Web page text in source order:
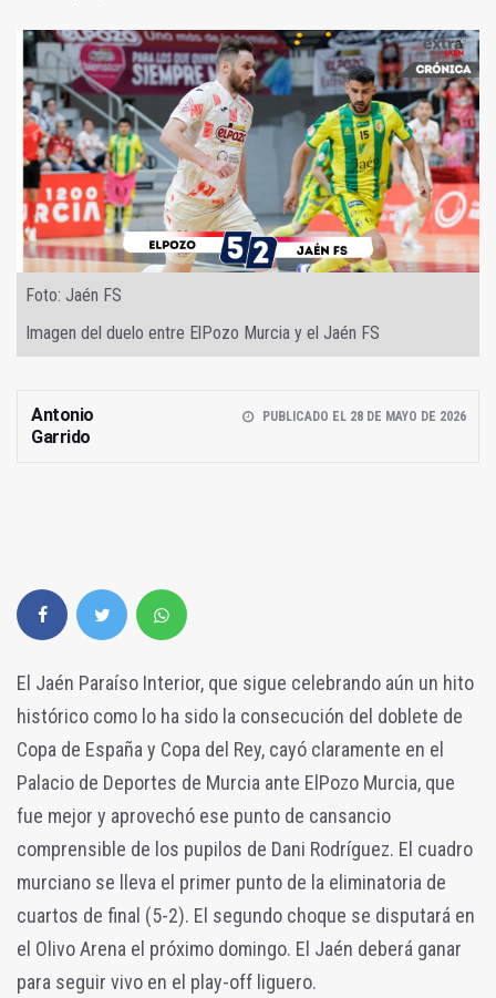
Foto: Jaén FS
Imagen del duelo entre ElPozo Murcia y el Jaén FS
Antonio
Garrido
PUBLICADO EL 28 DE MAYO DE 2026
El Jaén Paraíso Interior, que sigue celebrando aún un hito
histórico como lo ha sido la consecución del doblete de
Copa de España y Copa del Rey, cayó claramente en el
Palacio de Deportes de Murcia ante ElPozo Murcia, que
fue mejor y aprovechó ese punto de cansancio
comprensible de los pupilos de Dani Rodríguez. El cuadro
murciano se lleva el primer punto de la eliminatoria de
cuartos de final (5-2). El segundo choque se disputará en
el Olivo Arena el próximo domingo. El Jaén deberá ganar
para seguir vivo en el play-off liguero.